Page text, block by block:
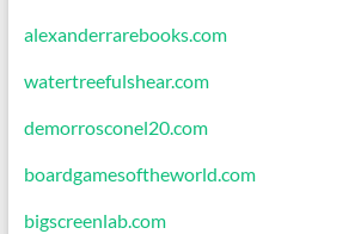
alexanderrarebooks.com
watertreefulshear.com
demorrosconel20.com
boardgamesoftheworld.com
bigscreenlab.com